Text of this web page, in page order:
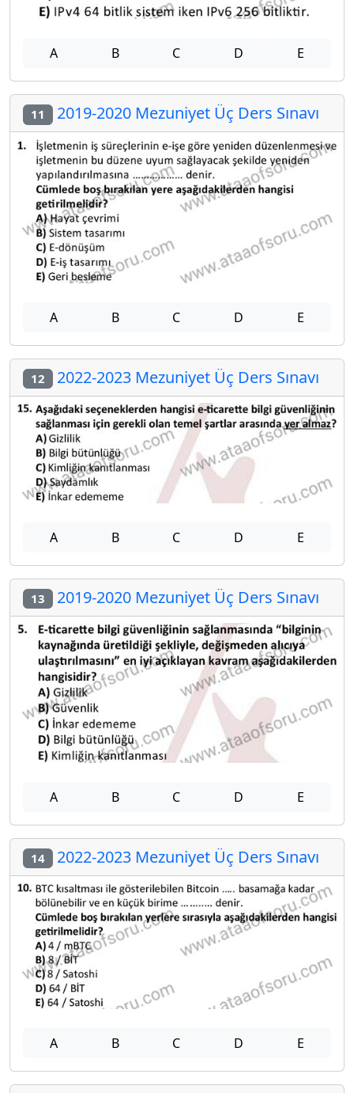
A B C D E
11 2019-2020 Mezuniyet Üç Ders Sınavı
A B C D E
12 2022-2023 Mezuniyet Üç Ders Sınavı
A B C D E
13 2019-2020 Mezuniyet Üç Ders Sınavı
A B C D E
14 2022-2023 Mezuniyet Üç Ders Sınavı
A B C D E